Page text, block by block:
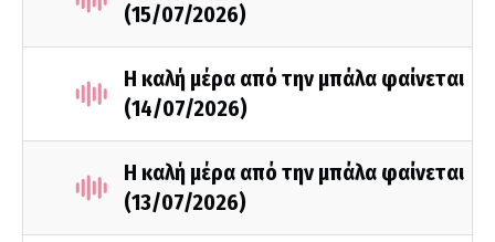
(15/07/2026)
Η καλή μέρα από την μπάλα φαίνεται
(14/07/2026)
Η καλή μέρα από την μπάλα φαίνεται
(13/07/2026)